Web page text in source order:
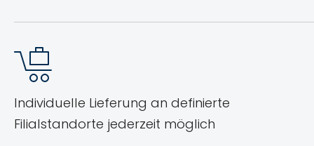
Individuelle Lieferung an definierte
Filialstandorte jederzeit möglich